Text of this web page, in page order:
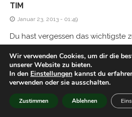
TIM
Januar 23, 2013 - 01:49
Du hast vergessen das wichtigste
Einen Text ueber dich zu
glaube, ein paar von uns sollten
Leider habe ich keine Website,
Wir verwenden Cookies, um dir die
unserer Website zu bieten.
In den Einstellungen kannst du
verwenden oder sie ausschalten.
Zustimmen Ablehnen